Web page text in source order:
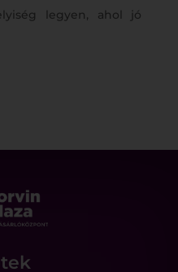
legyen, ahol jó